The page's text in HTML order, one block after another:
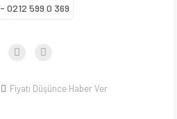
- 0212 599 0 369
Fiyatı Düşünce Haber Ver